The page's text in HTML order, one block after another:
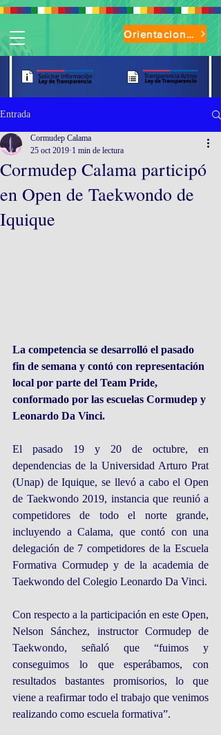
Orientaciones de Uso Parque Oasis
Entrada
Cormudep Calama participó
en Open de Taekwondo de
Iquique
Cormudep Calama
25 oct 2019 1 min de lectura
La competencia se desarrolló el pasado
fin de semana y contó con representación
local por parte del Team Pride,
conformado por las escuelas Cormudep y
Leonardo Da Vinci.
El pasado 19 y 20 de octubre, en
dependencias de la Universidad Arturo Prat
(Unap) de Iquique, se llevó a cabo el Open
de Taekwondo 2019, instancia que reunió a
competidores de todo el norte grande,
incluyendo a Calama, que contó con una
delegación de 7 competidores de la Escuela
Formativa Cormudep y de la academia de
Taekwondo del Colegio Leonardo Da Vinci.
Con respecto a la participación en este Open,
Nelson Sánchez, instructor Cormudep de
Taekwondo, señaló que “fuimos y
conseguimos lo que esperábamos, con
resultados bastantes promisorios, lo que
viene a reafirmar todo el trabajo que venimos
realizando como escuela formativa”.